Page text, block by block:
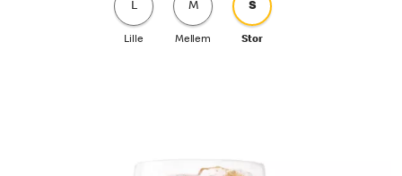
L
Lille
M
Mellem
S
Stor